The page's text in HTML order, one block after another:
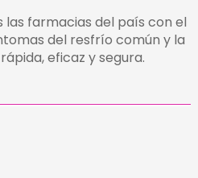
las farmacias del país con el
del resfrío común y la
eficaz y segura.